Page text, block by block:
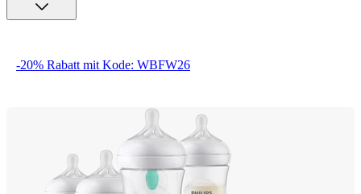
-20% Rabatt mit Kode: WBFW26